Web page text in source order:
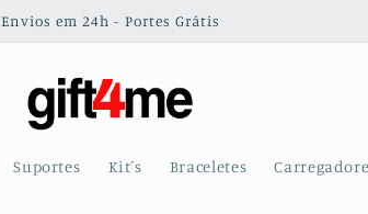
Envios em 24h - Portes Grátis
Suportes Kit´s Braceletes